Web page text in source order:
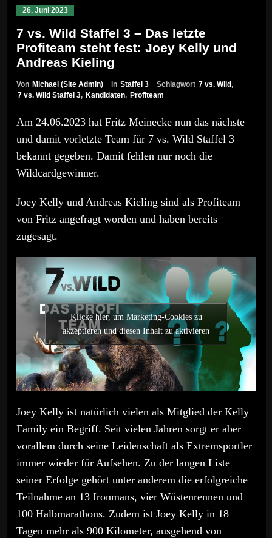
26. Juni 2023
7 vs. Wild Staffel 3 – Das letzte
Profiteam steht fest: Joey Kelly und
Andreas Kieling
Von Michael (Site Admin) in Staffel 3 Schlagwort 7 vs. Wild,
7 vs. Wild Staffel 3, Kandidaten, Profiteam
Am 24.06.2023 hat Fritz Meinecke nun das nächste
und damit vorletzte Team für 7 vs. Wild Staffel 3
bekannt gegeben. Damit fehlen nur noch die
Wildcardgewinner.
Joey Kelly und Andreas Kieling sind als Profiteam
von Fritz angefragt worden und haben bereits
zugesagt.
Klicke hier, um Marketing-Cookies zu
akzeptieren und diesen Inhalt zu aktivieren
Joey Kelly ist natürlich vielen als Mitglied der Kelly
Family ein Begriff. Seit vielen Jahren sorgt er aber
vorallem durch seine Leidenschaft als Extremsportler
immer wieder für Aufsehen. Zu der langen Liste
seiner Erfolge gehört unter anderem die erfolgreiche
Teilnahme an 13 Ironmans, vier Wüstenrennen und
100 Halbmarathons. Zudem ist Joey Kelly in 18
Tagen mehr als 900 Kilometer, ausgehend von